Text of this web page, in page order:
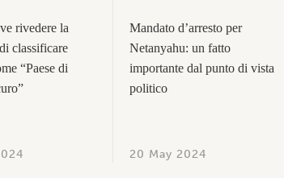
rivedere la
classificare
“Paese di
Mandato d’arresto per
Netanyahu: un fatto
importante dal punto di vista
politico
20 May 2024